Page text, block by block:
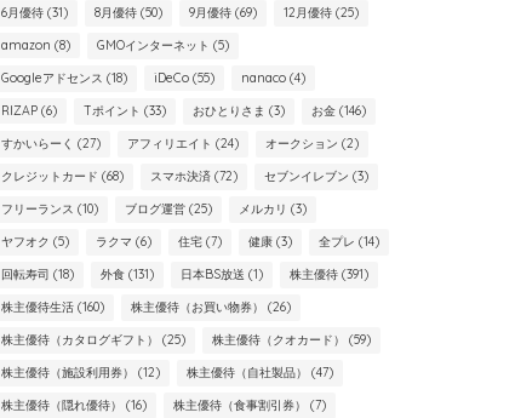
6月優待(31) 8月優待(50) 9月優待(69) 12月優待(25)
amazon (8) GMOインターネット (5)
Googleアドセンス (18) iDeCo(55) nanaco(4)
RIZAP(6) Tポイント (33) おひとりさま (3) お金(146)
すかいらーく (27) アフィリエイト (24) オークション (2)
クレジットカード (68) スマホ決済(72) セブンイレブン (3)
フリーランス (10) ブログ運営(25) メルカリ (3)
ヤフオク (5) ラクマ (6) 住宅(7) 健康(3) 全プレ (14)
回転寿司 (18) 外食(131) 日本BS放送 (1) 株主優待(391)
株主優待生活(160) 株主優待（お買い物券） (26)
株主優待（カタログギフト） (25) 株主優待（クオカード） (59)
株主優待（施設利用券） (12) 株主優待（自社製品） (47)
株主優待（隠れ優待） (16) 株主優待（食事割引券） (7)